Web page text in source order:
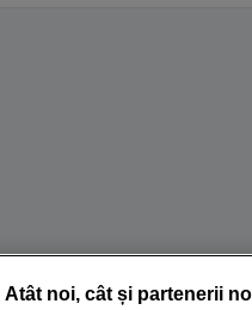
Atât noi, cât și partenerii